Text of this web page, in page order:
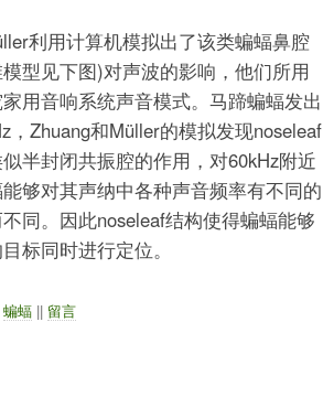
利用计算机模拟出了该类蝙蝠鼻腔
型见下图)对声波的影响，他们所用
用音响系统声音模式。马蹄蝙蝠发出
，Zhuang和Müller的模拟发现noseleaf
半封闭共振腔的作用，对60kHz附近
够对其声纳中各种声音频率有不同的
同。因此noseleaf结构使得蝙蝠能够
标同时进行定位。
蝙蝠|| 留言